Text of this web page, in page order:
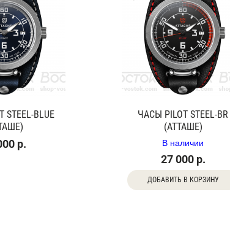
BLUE
р.
ЧАСЫ PILOT STEEL-BR
(АТТАШЕ)
В наличии
27 000 р.
ДОБАВИТЬ В КОРЗИНУ